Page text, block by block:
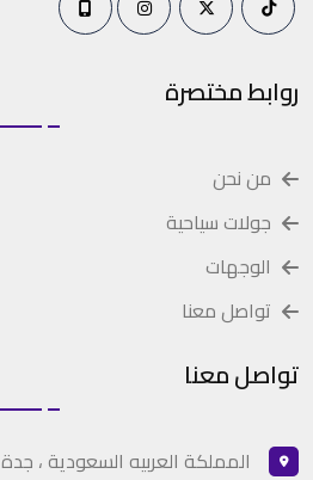
روابط مختصرة
من نحن
جولات سياحية
الوجهات
تواصل معنا
تواصل معنا
المملكة العربيه السعودية ، جدة